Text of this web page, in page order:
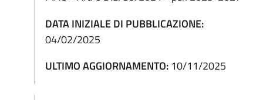
DATA INIZIALE DI PUBBLICAZIONE:
04/02/2025
ULTIMO AGGIORNAMENTO: 10/11/2025